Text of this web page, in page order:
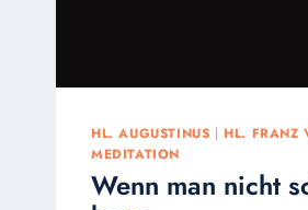
HL. AUGUSTINUS | HL. FRANZ
MEDITATION
Wenn man nicht